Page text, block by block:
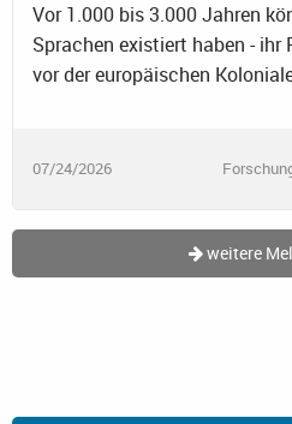
Vor 1.000 bis 3.000 Jahren
Sprachen existiert haben - ihr
vor der europäischen
07/24/2026
weitere